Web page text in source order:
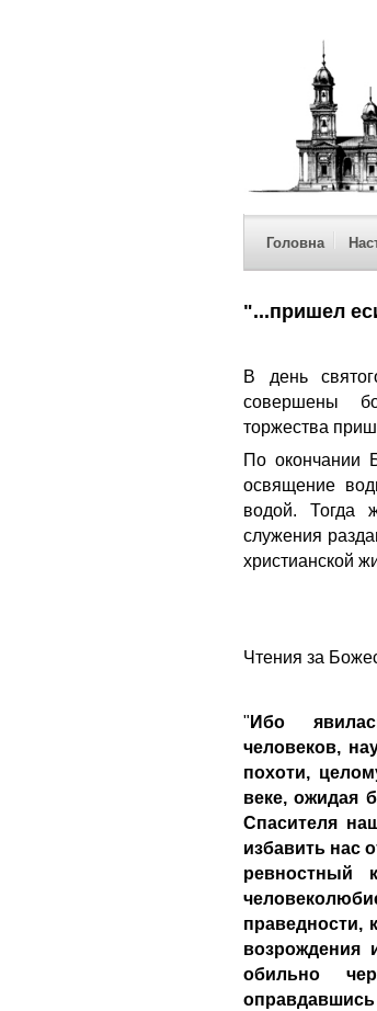
Головна
"...пришел
В день
совершены
торжества
По окончании
освящение
водой. Тогда
служения
христианской
Чтения за
" Ибо
человеков,
похоти,
веке, ожидая
Спасителя
избавить нас
ревностный
возрождения
обильно